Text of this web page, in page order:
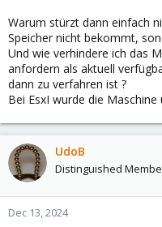
Warum stürzt dann einfach
Speicher nicht bekommt,
Und wie verhindere ich das
anfordern als aktuell
dann zu verfahren ist ?
Bei EsxI wurde die
UdoB
Distinguished
Dec 13, 2024